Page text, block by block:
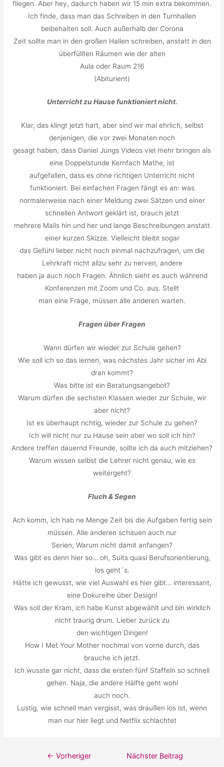
fliegen. Aber hey, dadurch haben wir 15 min extra bekommen.
Ich finde, dass man das Schreiben in den Turnhallen
beibehalten soll. Auch außerhalb der Corona
Zeit sollte man in den großen Hallen schreiben, anstatt in den
überfüllten Räumen wie der alten
Aula oder Raum 216
(Abiturient)
Unterricht zu Hause funktioniert nicht.
Klar, das klingt jetzt hart, aber sind wir mal ehrlich, selbst
denjenigen, die vor zwei Monaten noch
gesagt haben, dass Daniel Jungs Videos viel mehr bringen als
eine Doppelstunde Kernfach Mathe, ist
aufgefallen, dass es ohne richtigen Unterricht nicht
funktioniert. Bei einfachen Fragen fängt es an: was
normalerweise nach einer Meldung zwei Sätzen und einer
schnellen Antwort geklärt ist, brauch jetzt
mehrere Mails hin und her und lange Beschreibungen anstatt
einer kurzen Skizze. Vielleicht bleibt sogar
das Gefühl lieber nicht noch einmal nachzufragen, um die
Lehrkraft nicht allzu sehr zu nerven, andere
haben ja auch noch Fragen. Ähnlich sieht es auch während
Konferenzen mit Zoom und Co. aus. Stellt
man eine Frage, müssen alle anderen warten.
Fragen über Fragen
Wann dürfen wir wieder zur Schule gehen?
Wie soll ich so das lernen, was nächstes Jahr sicher im Abi
dran kommt?
Was bitte ist ein Beratungsangebot?
Warum dürfen die sechsten Klassen wieder zur Schule, wir
aber nicht?
Ist es überhaupt richtig, wieder zur Schule zu gehen?
Ich will nicht nur zu Hause sein aber wo soll ich hin?
Andere treffen dauernd Freunde, sollte ich da auch mitziehen?
Warum wissen selbst die Lehrer nicht genau, wie es
weitergeht?
Fluch & Segen
Ach komm, ich hab ne Menge Zeit bis die Aufgaben fertig sein
müssen. Alle anderen schauen auch nur
Serien, Warum nicht damit anfangen?
Was gibt es denn hier so… oh, Suits quasi Berufsorientierung,
los geht´s.
Hätte ich gewusst, wie viel Auswahl es hier gibt… interessant,
eine Dokureihe über Design!
Was soll der Kram, ich habe Kunst abgewählt und bin wirklich
nicht traurig drum. Lieber zurück zu
den wichtigen Dingen!
How I Met Your Mother nochmal von vorne durch, das
brauche ich jetzt.
Ich wusste gar nicht, dass die ersten fünf Staffeln so schnell
gehen. Naja, die andere Hälfte geht wohl
auch noch.
Lustig, wie schnell man vergisst, was draußen los ist, wenn
man nur hier liegt und Netflix schlachtet
Beitragsnavigation
← Vorheriger
Nächster Beitrag